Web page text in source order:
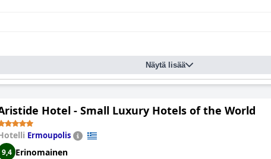
Näytä lisää
Hotel - Small Luxury Hotels of the World
Ermoupolis
9,4 Erinomainen